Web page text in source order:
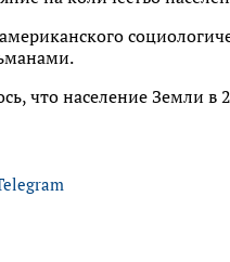
что население Земли в